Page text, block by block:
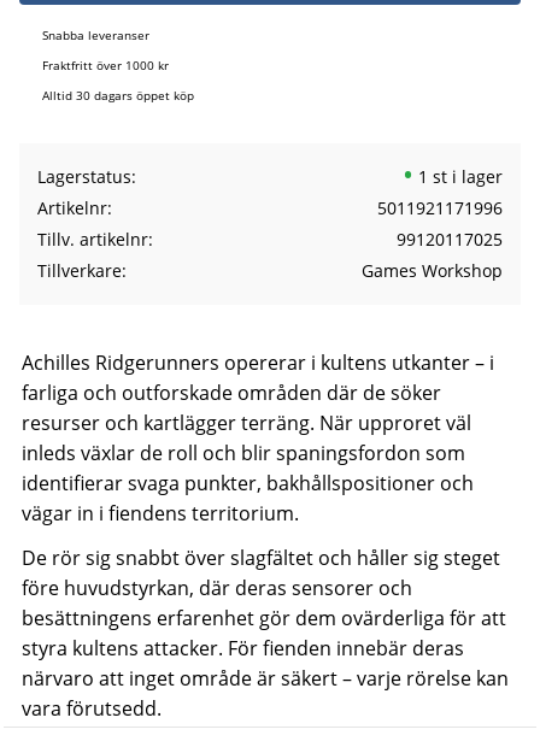
Snabba leveranser
Fraktfritt över 1000 kr
Alltid 30 dagars öppet köp
Lagerstatus
1 st i lager
Artikelnr
5011921171996
Tillv. artikelnr
99120117025
Tillverkare
Games Workshop
Achilles Ridgerunners opererar i kultens utkanter – i
farliga och outforskade områden där de söker
resurser och kartlägger terräng. När upproret väl
inleds växlar de roll och blir spaningsfordon som
identifierar svaga punkter, bakhållspositioner och
vägar in i fiendens territorium.
De rör sig snabbt över slagfältet och håller sig steget
före huvudstyrkan, där deras sensorer och
besättningens erfarenhet gör dem ovärderliga för att
styra kultens attacker. För fienden innebär deras
närvaro att inget område är säkert – varje rörelse kan
vara förutsedd.